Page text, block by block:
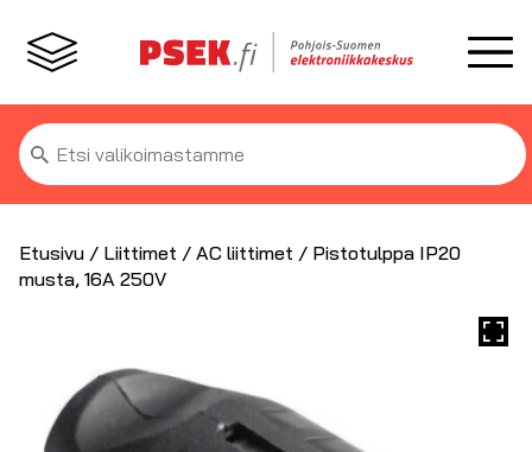
Etsi:
Etusivu / Liittimet / AC liittimet / Pistotulppa IP20
musta, 16A 250V